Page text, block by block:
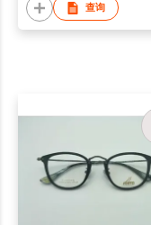
查询